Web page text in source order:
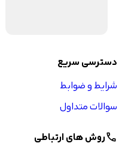
دسترسی سریع
شرایط و ضوابط
سوالات متداول
callروش های ارتباطی